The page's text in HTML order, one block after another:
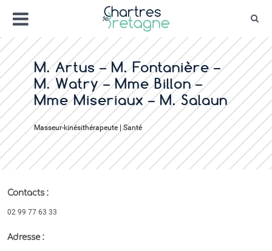
contenu
Menu
Bienvenue sur le site de la ville de
Ville Zéro phyto / 4 fleurs
M. Artus – M. Fontanière –
M. Watry – Mme Billon –
Mme Miseriaux – M. Salaun
Masseur-kinésithérapeute | Santé
Contacts :
02 99 77 63 33
Adresse :